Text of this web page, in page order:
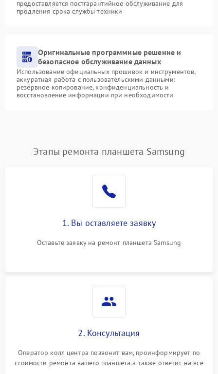
предоставляется постгарантийное обслуживание для
продления срока службы техники
Оригинальные программные решение и
безопасное обслуживание данных
Использование официальных прошивок и инструментов,
аккуратная работа с пользовательскими данными:
резервное копирование, конфиденциальность и
восстановление информации при необходимости
Этапы ремонта планшета Samsung
1. Вы оставляете заявку
Оставьте заявку на ремонт планшета Samsung
2. Консультация
Оператор колл центра позвонит вам, проинформирует по
стоимости ремонта вашего планшета а также ответит на все